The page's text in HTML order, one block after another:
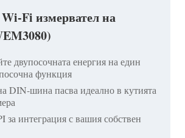
Fi измервател на
двупосочната енергия на един
функция
DIN-шина пасва идеално в кутията
за интеграция с вашия собствен